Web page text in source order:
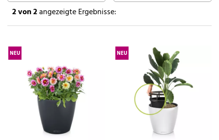
2von 2angezeigte Ergebnisse:
NEU NEU